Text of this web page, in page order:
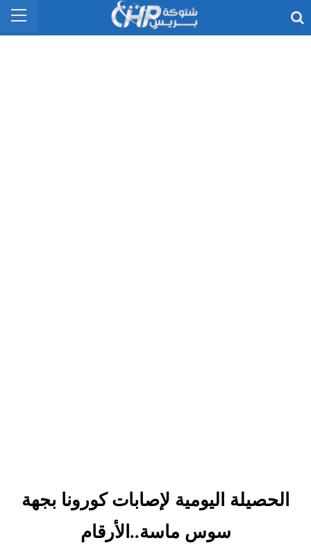
الحصيلة اليومية لإصابات كورونا بجهة
سوس ماسة..الأرقام